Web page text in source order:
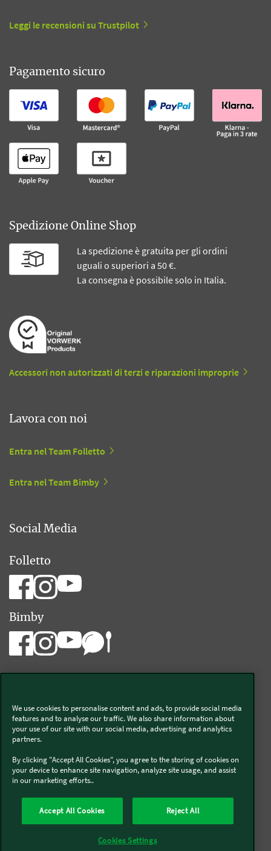
Leggi le recensioni su Trustpilot
Pagamento sicuro
Spedizione Online Shop
La spedizione è gratuita per gli ordini
uguali o superiori a 50 €.
La consegna è possibile solo in Italia.
Accessori non autorizzati di terzi e riparazioni improprie
Lavora con noi
Entra nel Team Folletto
Entra nel Team Bimby
Social Media
Folletto
Bimby
Vorwerk Italia s.a.s. di Vorwerk Management s.r.l.
C.F. e P.Iva 00793630153
Licenza dati ai sensi del Regolamento UE-2023/2854
Condizioni Generali di Vendita
Segnalazioni (whistleblowing)
Dichiarazione di Accessibilità
We use cookies to personalise content and ads, to provide social media
features and to analyse our traffic. We also share information about
your use of our site with our social media, advertising and analytics
partners.
By clicking "Accept All Cookies", you agree to the storing of cookies on
your device to enhance site navigation, analyze site usage, and assist
in our marketing efforts..
Accept All Cookies Reject All
Cookies Settings